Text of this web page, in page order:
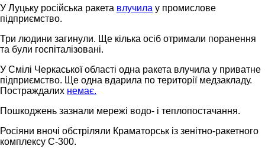
У Луцьку російська ракета влучила у промислове
підприємство.
Три людини загинули. Ще кілька осіб отримали поранення
та були госпіталізовані.
У Смілі Черкаської області одна ракета влучила у приватне
підприємство. Ще одна вдарила по території медзакладу.
Постраждалих немає.
Пошкоджень зазнали мережі водо- і теплопостачання.
Росіяни вночі обстріляли Краматорськ із зенітно-ракетного
комплексу С-300.